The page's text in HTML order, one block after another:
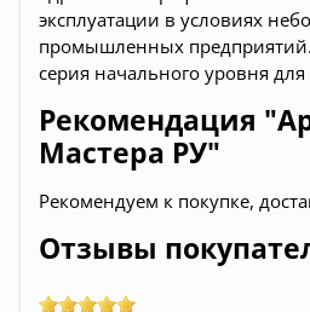
эксплуатации в условиях
промышленных
серия начального уровня
Рекомендация
Мастера РУ"
Pекомендуем к покупке,
Отзывы